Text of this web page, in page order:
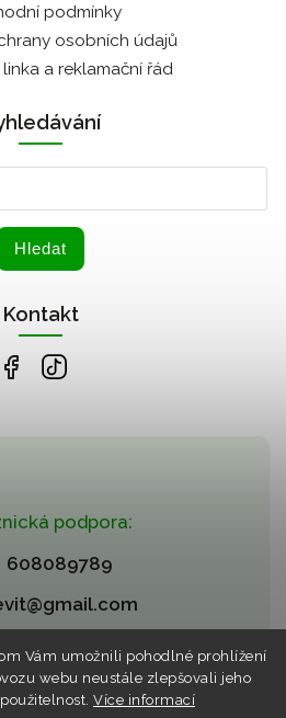
Vám umožnili pohodlné prohlížení
webu neustále zlepšovali jeho
Více informací
podpora:
608089789
podmínky
osobních údajů
a reklamační řád
Hledat
Kontakt